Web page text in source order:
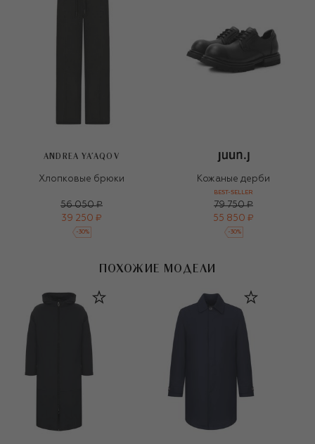
ANDREA YA'AQOV
Хлопковые брюки
56 050 ₽
39 250 ₽
-30%
Кожаные дерби
BEST-SELLER
79 750 ₽
55 850 ₽
-30%
ПОХОЖИЕ МОДЕЛИ